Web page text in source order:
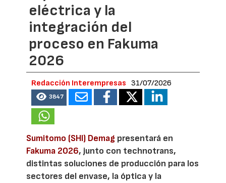
eléctrica y la
integración del
proceso en Fakuma
2026
Redacción Interempresas 31/07/2026
3847
Sumitomo (SHI) Demag presentará en
Fakuma 2026, junto con technotrans,
distintas soluciones de producción para los
sectores del envase, la óptica y la